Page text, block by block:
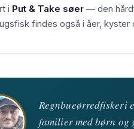
i Put & Take søer— den
findes også i åer,
Regnbueørredfiskeri
familier med børn